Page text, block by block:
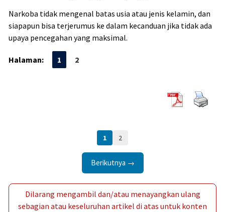
Narkoba tidak mengenal batas usia atau jenis kelamin, dan
siapapun bisa terjerumus ke dalam kecanduan jika tidak ada
upaya pencegahan yang maksimal.
Halaman: 1 2
1 2
Berikutnya →
Dilarang mengambil dan/atau menayangkan ulang
sebagian atau keseluruhan artikel di atas untuk konten